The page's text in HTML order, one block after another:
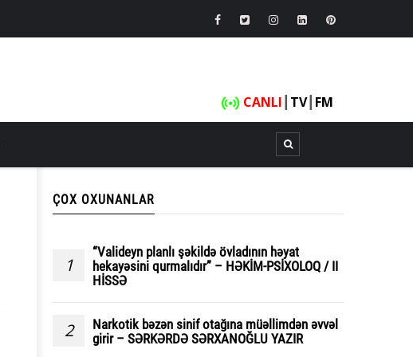
CANLI TV┃ FM
ÇOX OXUNANLAR
1
“Valideyn planlı şəkildə övladının həyat
hekayəsini qurmalıdır” – HƏKİM-PSİXOLOQ / II
HİSSƏ
2
Narkotik bəzən sinif otağına müəllimdən əvvəl
girir – SƏRKƏRDƏ SƏRXANOĞLU YAZIR